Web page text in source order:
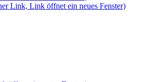
Link, Link öffnet ein neues Fenster)